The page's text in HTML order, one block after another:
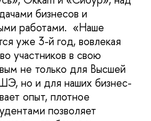
бизнесов и
работами. «Наше
уже 3-й год, вовлекая
участников в свою
не только для Высшей
но и для наших бизнес-
опыт, плотное
позволяет